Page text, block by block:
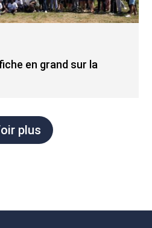
en grand sur la
plus